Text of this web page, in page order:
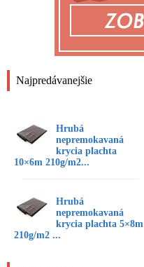
Najpredávanejšie
Hrubá
nepremokavaná
krycia plachta
10×6m 210g/m2...
Hrubá
nepremokavaná
krycia plachta 5×8m
210g/m2 ...